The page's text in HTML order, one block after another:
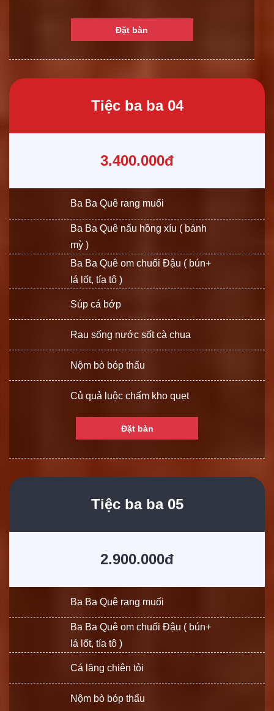
Đặt bàn
Tiệc ba ba 04
3.400.000đ
Ba Ba Quê rang muối
Ba Ba Quê nấu hồng xíu ( bánh
mỳ )
Ba Ba Quê om chuối Đậu ( bún+
lá lốt, tía tô )
Súp cá bớp
Rau sống nước sốt cà chua
Nộm bò bóp thấu
Củ quả luộc chấm kho quẹt
Đặt bàn
Tiệc ba ba 05
2.900.000đ
Ba Ba Quê rang muối
Ba Ba Quê om chuối Đậu ( bún+
lá lốt, tía tô )
Cá lăng chiên tỏi
Nộm bò bóp thấu